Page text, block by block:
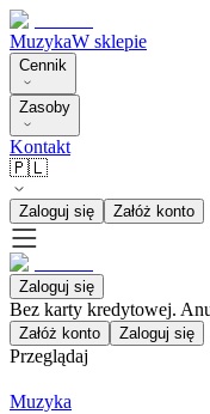
MuzykaW sklepie
Cennik
Zasoby
Kontakt
🇵🇱
Zaloguj się Załóż konto
Zaloguj się
Bez karty kredytowej.
Załóż konto Zaloguj się
Przeglądaj
Muzyka